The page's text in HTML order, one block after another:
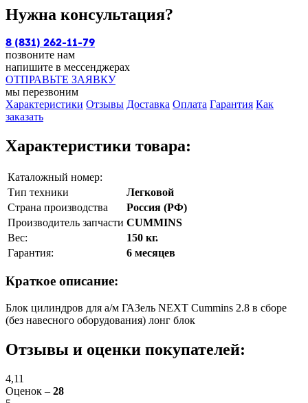
Нужна консультация?
8 (831) 262-11-79
позвоните нам
напишите в мессенджерах
ОТПРАВЬТЕ ЗАЯВКУ
мы перезвоним
Характеристики Отзывы Доставка Оплата Гарантия Как
заказать
Характеристики товара:
Каталожный номер:
Тип техники
Легковой
Страна производства
Россия (РФ)
Производитель запчасти CUMMINS
Вес:
150 кг.
Гарантия:
6 месяцев
Краткое описание:
Блок цилиндров для а/м ГАЗель NEXT Cummins 2.8 в сборе
(без навесного оборудования) лонг блок
Отзывы и оценки покупателей:
4,11
Оценок – 28